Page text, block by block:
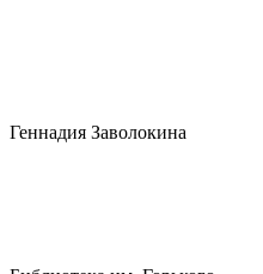
Геннадия Заволокина